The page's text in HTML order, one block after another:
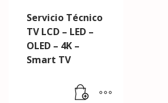
Servicio Técnico
TV LCD – LED –
OLED – 4K –
Smart TV